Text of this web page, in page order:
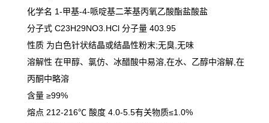
化学名 1-甲基-4-哌啶基二苯基丙氧乙酸酯盐酸盐
分子式 C23H29NO3.HCl 分子量 403.95
性质 为白色针状结晶或结晶性粉末;无臭,无味
溶解性 在甲醇、氯仿、冰醋酸中易溶,在水、乙醇中溶解,在
丙酮中略溶
含量 ≥99%
熔点 212-216℃ 酸度 4.0-5.5有关物质≤1.0%